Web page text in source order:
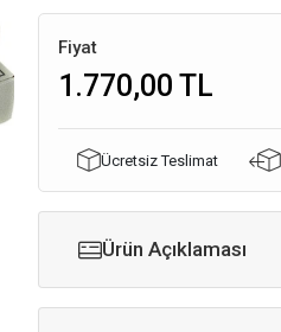
Fiyat
1.770,00 TL
Ücretsiz Teslimat
Ürün Açıklaması